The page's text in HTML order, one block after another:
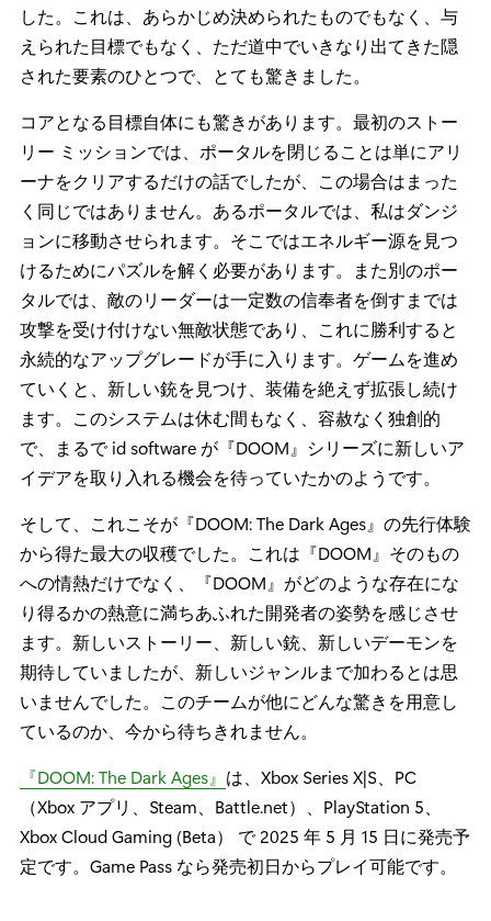
した。これは、あらかじめ決められたものでもなく、与
えられた目標でもなく、ただ道中でいきなり出てきた隠
された要素のひとつで、とても驚きました。
コアとなる目標自体にも驚きがあります。最初のストー
リー ミッションでは、ポータルを閉じることは単にアリ
ーナをクリアするだけの話でしたが、この場合はまった
く同じではありません。あるポータルでは、私はダンジ
ョンに移動させられます。そこではエネルギー源を見つ
けるためにパズルを解く必要があります。また別のポー
タルでは、敵のリーダーは一定数の信奉者を倒すまでは
攻撃を受け付けない無敵状態であり、これに勝利すると
永続的なアップグレードが手に入ります。ゲームを進め
ていくと、新しい銃を見つけ、装備を絶えず拡張し続け
ます。このシステムは休む間もなく、容赦なく独創的
で、まるで id software が『DOOM』シリーズに新しいア
イデアを取り入れる機会を待っていたかのようです。
そして、これこそが『DOOM: The Dark Ages』の先行体験
から得た最大の収穫でした。これは『DOOM』そのもの
への情熱だけでなく、『DOOM』がどのような存在にな
り得るかの熱意に満ちあふれた開発者の姿勢を感じさせ
ます。新しいストーリー、新しい銃、新しいデーモンを
期待していましたが、新しいジャンルまで加わるとは思
いませんでした。このチームが他にどんな驚きを用意し
ているのか、今から待ちきれません。
『DOOM: The Dark Ages』 は、Xbox Series X|S、PC
（Xbox アプリ、Steam、Battle.net）、PlayStation 5、
Xbox Cloud Gaming (Beta） で 2025 年 5 月 15 日に発売予
定です。Game Pass なら発売初日からプレイ可能です。